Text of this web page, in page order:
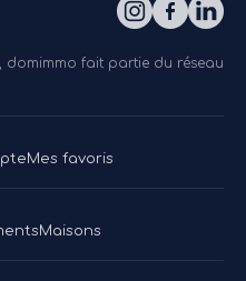
domimmo fait partie du réseau
Mes favoris
Maisons